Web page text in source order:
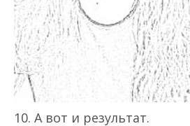
10. А вот и результат.